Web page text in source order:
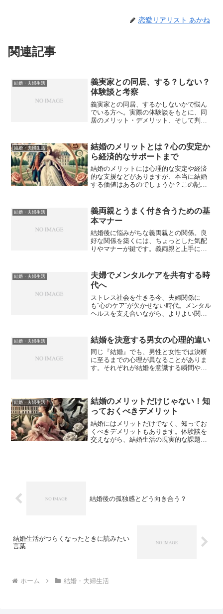
恋愛リアリスト あかね
関連記事
結婚・夫婦生活
義実家との同居、する？しない？
体験談と考察
義実家との同居、するかしないかで悩ん
でいる方へ。実際の体験談をもとに、同
居のメリット・デメリット、そして判断
結婚・夫婦生活
結婚のメリットとは？心の安定か
ら経済的なサポートまで
結婚のメリットには心理的な安定や経済
的な支援などがありますが、本当に結婚
する価値はあるのでしょうか？この記事
結婚・夫婦生活
義両親とうまく付き合うための基
本マナー
結婚後に悩みがちな義両親との関係。良
好な関係を築くには、ちょっとした気配
りやマナーが鍵です。義両親と上手につ
結婚・夫婦生活
夫婦でメンタルケアを共有する時
代へ
ストレス社会を生きる今、夫婦関係に
も“心のケア”が欠かせない時代。メンタル
ヘルスを支え合いながら、よりよい関係
結婚・夫婦生活 結婚を決意する男女の心理的違い
同じ『結婚』でも、男性と女性では決断
に至るまでの心理が異なることがありま
す。それぞれが結婚を意識する瞬間や考
結婚・夫婦生活
結婚のメリットだけじゃない！知
っておくべきデメリット
結婚にはメリットだけでなく、知ってお
くべきデメリットもあります。体験談を
交えながら、結婚生活の現実的な課題を
結婚後の孤独感とどう向き合う？
結婚生活がつらくなったときに読みたい
言葉
ホーム 結婚・夫婦生活